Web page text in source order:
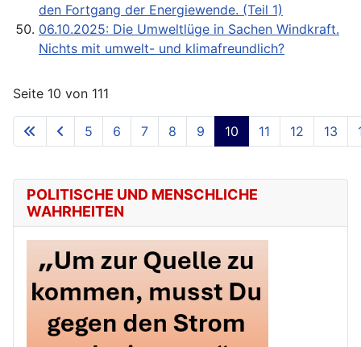
den Fortgang der Energiewende. (Teil 1)
06.10.2025: Die Umweltlüge in Sachen Windkraft.
Nichts mit umwelt- und klimafreundlich?
Seite 10 von 111
5 6 7 8 9 10 11 12 13
POLITISCHE UND MENSCHLICHE
WAHRHEITEN